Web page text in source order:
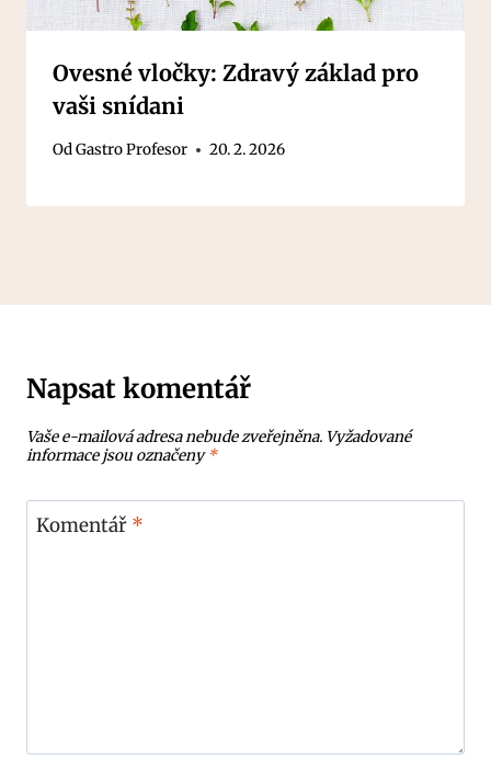
Ovesné vločky: Zdravý základ pro
vaši snídani
OdGastro Profesor 20. 2. 2026
Napsat komentář
Vaše e-mailová adresa nebude zveřejněna. Vyžadované
informace jsou označeny*
Komentář *